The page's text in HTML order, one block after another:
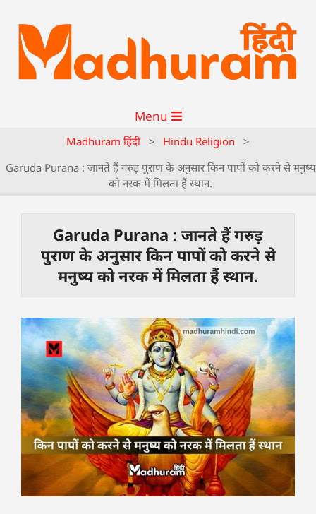
Menu
Madhuram हिंदी > Hindu Religion
>
Garuda Purana : जानते हैं गरुड़ पुराण के अनुसार किन पापों को करने से मनुष्य
को नरक में मिलता हैं स्थान.
Garuda Purana : जानते हैं गरुड़
पुराण के अनुसार किन पापों को करने से
मनुष्य को नरक में मिलता हैं स्थान.